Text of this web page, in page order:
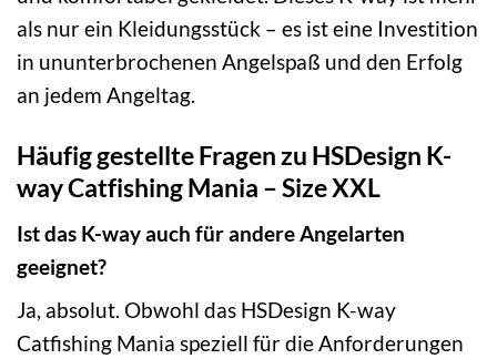
als nur ein Kleidungsstück – es ist eine Investition
in ununterbrochenen Angelspaß und den Erfolg
an jedem Angeltag.
Häufig gestellte Fragen zu HSDesign K-
way Catfishing Mania – Size XXL
Ist das K-way auch für andere Angelarten
geeignet?
Ja, absolut. Obwohl das HSDesign K-way
Catfishing Mania speziell für die Anforderungen